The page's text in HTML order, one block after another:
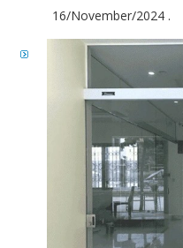
16/November/2024 .